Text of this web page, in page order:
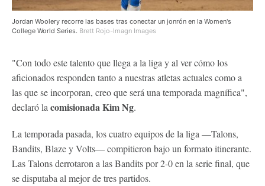
Jordan Woolery recorre las bases tras conectar un jonrón en la Women's
College World Series. Brett Rojo-Imagn Images
"Con todo este talento que llega a la liga y al ver cómo los
aficionados responden tanto a nuestras atletas actuales como a
las que se incorporan, creo que será una temporada magnífica",
declaró la comisionada Kim Ng.
La temporada pasada, los cuatro equipos de la liga —Talons,
Bandits, Blaze y Volts— compitieron bajo un formato itinerante.
Las Talons derrotaron a las Bandits por 2-0 en la serie final, que
se disputaba al mejor de tres partidos.